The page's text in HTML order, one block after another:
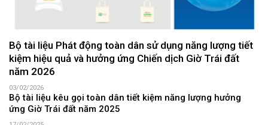
Bộ tài liệu Phát động toàn dân sử dụng năng lượng tiết
kiệm hiệu quả và hưởng ứng Chiến dịch Giờ Trái đất
năm 2026
03/02/2026
Bộ tài liệu kêu gọi toàn dân tiết kiệm năng lượng hưởng
ứng Giờ Trái đất năm 2025